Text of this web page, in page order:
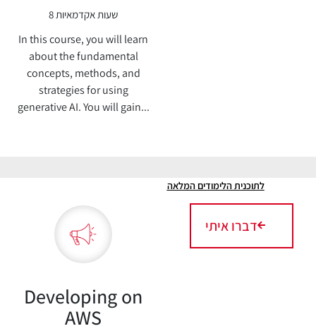
8 שעות אקדמאיות
In this course, you will learn
about the fundamental
concepts, methods, and
strategies for using
generative AI. You will gain...
Developing on
AWS
לתוכנית הלימודים המלאה
דברו איתי